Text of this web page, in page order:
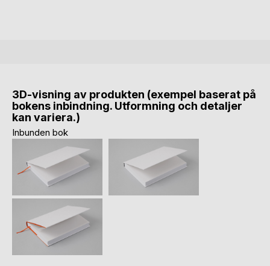
3D-visning av produkten (exempel baserat på
bokens inbindning. Utformning och detaljer
kan variera.)
Inbunden bok